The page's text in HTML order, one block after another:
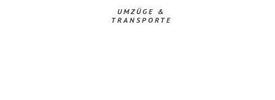
UMZÜGE &
TRANSPORTE